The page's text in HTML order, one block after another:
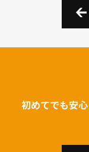
初めてでも安